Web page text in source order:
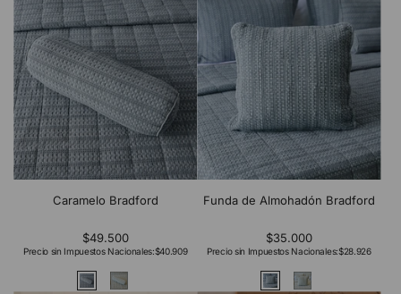
Caramelo Bradford
$49.500
Precio sin Impuestos Nacionales:$40.909
Funda de Almohadón Bradford
$35.000
Precio sin Impuestos Nacionales:$28.926